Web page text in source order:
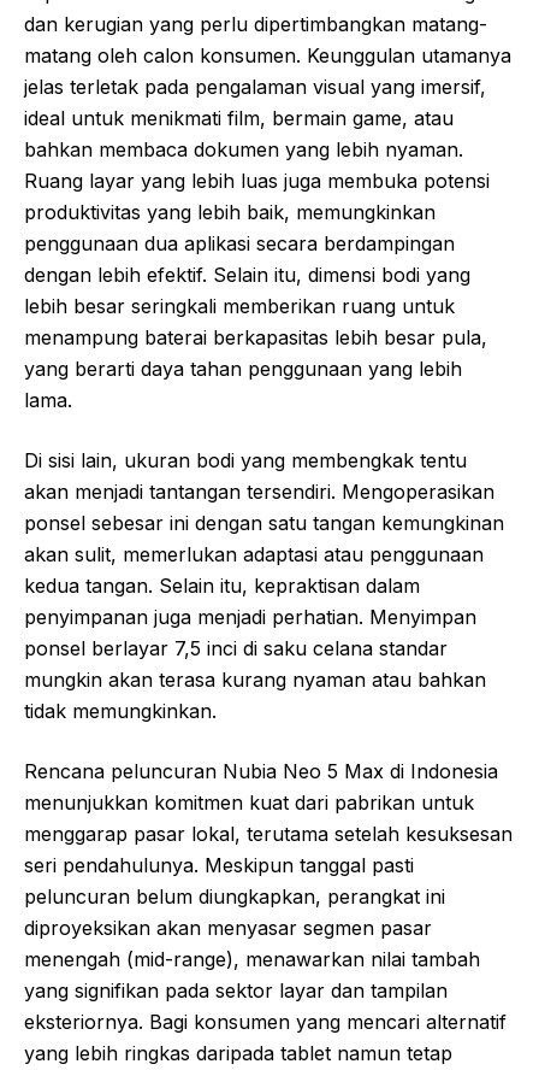
dan kerugian yang perlu dipertimbangkan matang-
matang oleh calon konsumen. Keunggulan utamanya
jelas terletak pada pengalaman visual yang imersif,
ideal untuk menikmati film, bermain game, atau
bahkan membaca dokumen yang lebih nyaman.
Ruang layar yang lebih luas juga membuka potensi
produktivitas yang lebih baik, memungkinkan
penggunaan dua aplikasi secara berdampingan
dengan lebih efektif. Selain itu, dimensi bodi yang
lebih besar seringkali memberikan ruang untuk
menampung baterai berkapasitas lebih besar pula,
yang berarti daya tahan penggunaan yang lebih
lama.
Di sisi lain, ukuran bodi yang membengkak tentu
akan menjadi tantangan tersendiri. Mengoperasikan
ponsel sebesar ini dengan satu tangan kemungkinan
akan sulit, memerlukan adaptasi atau penggunaan
kedua tangan. Selain itu, kepraktisan dalam
penyimpanan juga menjadi perhatian. Menyimpan
ponsel berlayar 7,5 inci di saku celana standar
mungkin akan terasa kurang nyaman atau bahkan
tidak memungkinkan.
Rencana peluncuran Nubia Neo 5 Max di Indonesia
menunjukkan komitmen kuat dari pabrikan untuk
menggarap pasar lokal, terutama setelah kesuksesan
seri pendahulunya. Meskipun tanggal pasti
peluncuran belum diungkapkan, perangkat ini
diproyeksikan akan menyasar segmen pasar
menengah (mid-range), menawarkan nilai tambah
yang signifikan pada sektor layar dan tampilan
eksteriornya. Bagi konsumen yang mencari alternatif
yang lebih ringkas daripada tablet namun tetap